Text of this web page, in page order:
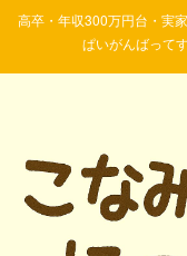
高卒・年収300万円台・実
ぱいがんばって